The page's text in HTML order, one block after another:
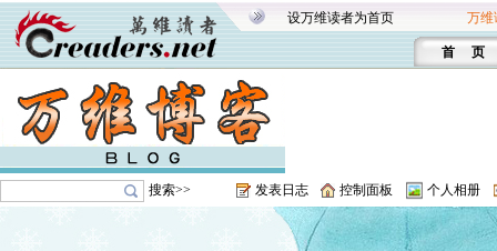
设万维读者为首页 万维
首 页
搜索>> 发表日志 控制面板 个人相册